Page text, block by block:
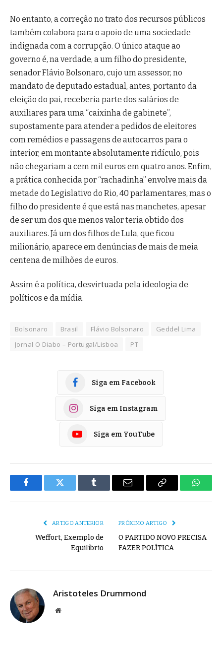
No entanto, a correção no trato dos recursos públicos
também colabora para o apoio de uma sociedade
indignada com a corrupção. O único ataque ao
governo é, na verdade, a um filho do presidente,
senador Flávio Bolsonaro, cujo um assessor, no
mandato de deputado estadual, antes, portanto da
eleição do pai, receberia parte dos salários de
auxiliares para uma “caixinha de gabinete”,
supostamente para atender a pedidos de eleitores
com remédios e passagens de autocarros para o
interior, em montante absolutamente ridículo, pois
não chegariam a cem mil euros em quatro anos. Enfim,
a prática conhecida por “rachadinha” envolve mais da
metade do Legislativo do Rio, 40 parlamentares, mas o
filho do presidente é que está nas manchetes, apesar
de ser um dos que menos valor teria obtido dos
auxiliares. Já um dos filhos de Lula, que ficou
milionário, aparece em denúncias de mais de meia
centena de milhões de euros.
Assim é a política, desvirtuada pela ideologia de
políticos e da mídia.
Bolsonaro Brasil Flávio Bolsonaro
Geddel Lima
Jornal O Diabo – Portugal/Lisboa
PT
Siga em Facebook
Siga em Instagram
Siga em YouTube
FacebookTwitter Tumblr
E-
Copiar
ARTIGO ANTERIOR
Weffort, Exemplo de
Equilíbrio
PRÓXIMO ARTIGO
O PARTIDO NOVO PRECISA
FAZER POLÍTICA
Aristoteles Drummond
Site